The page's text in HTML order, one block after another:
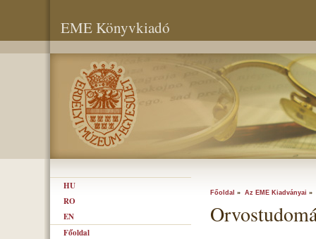
EME Könyvkiadó
HU
RO
EN
Főoldal
Főoldal » Az EME Kiadványai »